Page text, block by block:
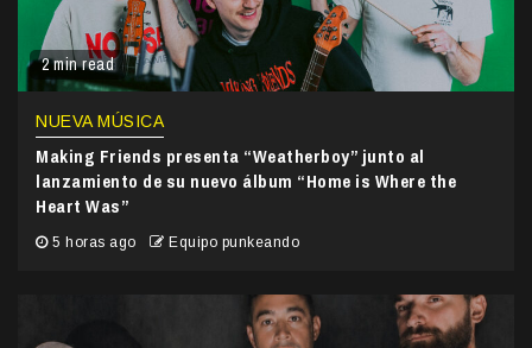
2 min read
NUEVA MÚSICA
Making Friends presenta “Weatherboy” junto al
lanzamiento de su nuevo álbum “Home is Where the
Heart Was”
5 horas ago Equipo punkeando